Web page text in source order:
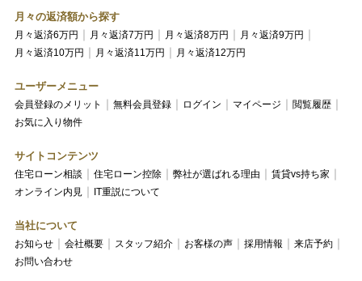
月々の返済額から探す
月々返済6万円 月々返済7万円 月々返済8万円
月々返済9万円
月々返済10万円
月々返済11万円 月々返済12万円
ユーザーメニュー
会員登録のメリット 無料会員登録 ログイン マイページ
閲覧履歴
お気に入り物件
サイトコンテンツ
住宅ローン相談 住宅ローン控除 弊社が選ばれる理由
賃貸vs持ち家
オンライン内見
IT重説について
当社について
お知らせ 会社概要 スタッフ紹介 お客様の声 採用情報
来店予約
お問い合わせ